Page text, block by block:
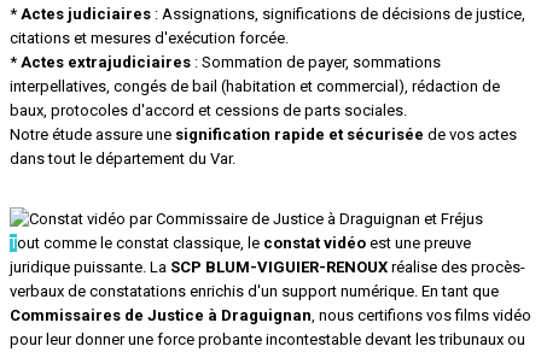
* Actes judiciaires : Assignations, significations de décisions de justice,
citations et mesures d'exécution forcée.
* Actes extrajudiciaires : Sommation de payer, sommations
interpellatives, congés de bail (habitation et commercial), rédaction de
baux, protocoles d'accord et cessions de parts sociales.
Notre étude assure une signification rapide et sécurisée de vos actes
dans tout le département du Var.
Tout comme le constat classique, le constat vidéo est une preuve
juridique puissante. La SCP BLUM-VIGUIER-RENOUX réalise des procès-
verbaux de constatations enrichis d'un support numérique. En tant que
Commissaires de Justice à Draguignan , nous certifions vos films vidéo
pour leur donner une force probante incontestable devant les tribunaux ou